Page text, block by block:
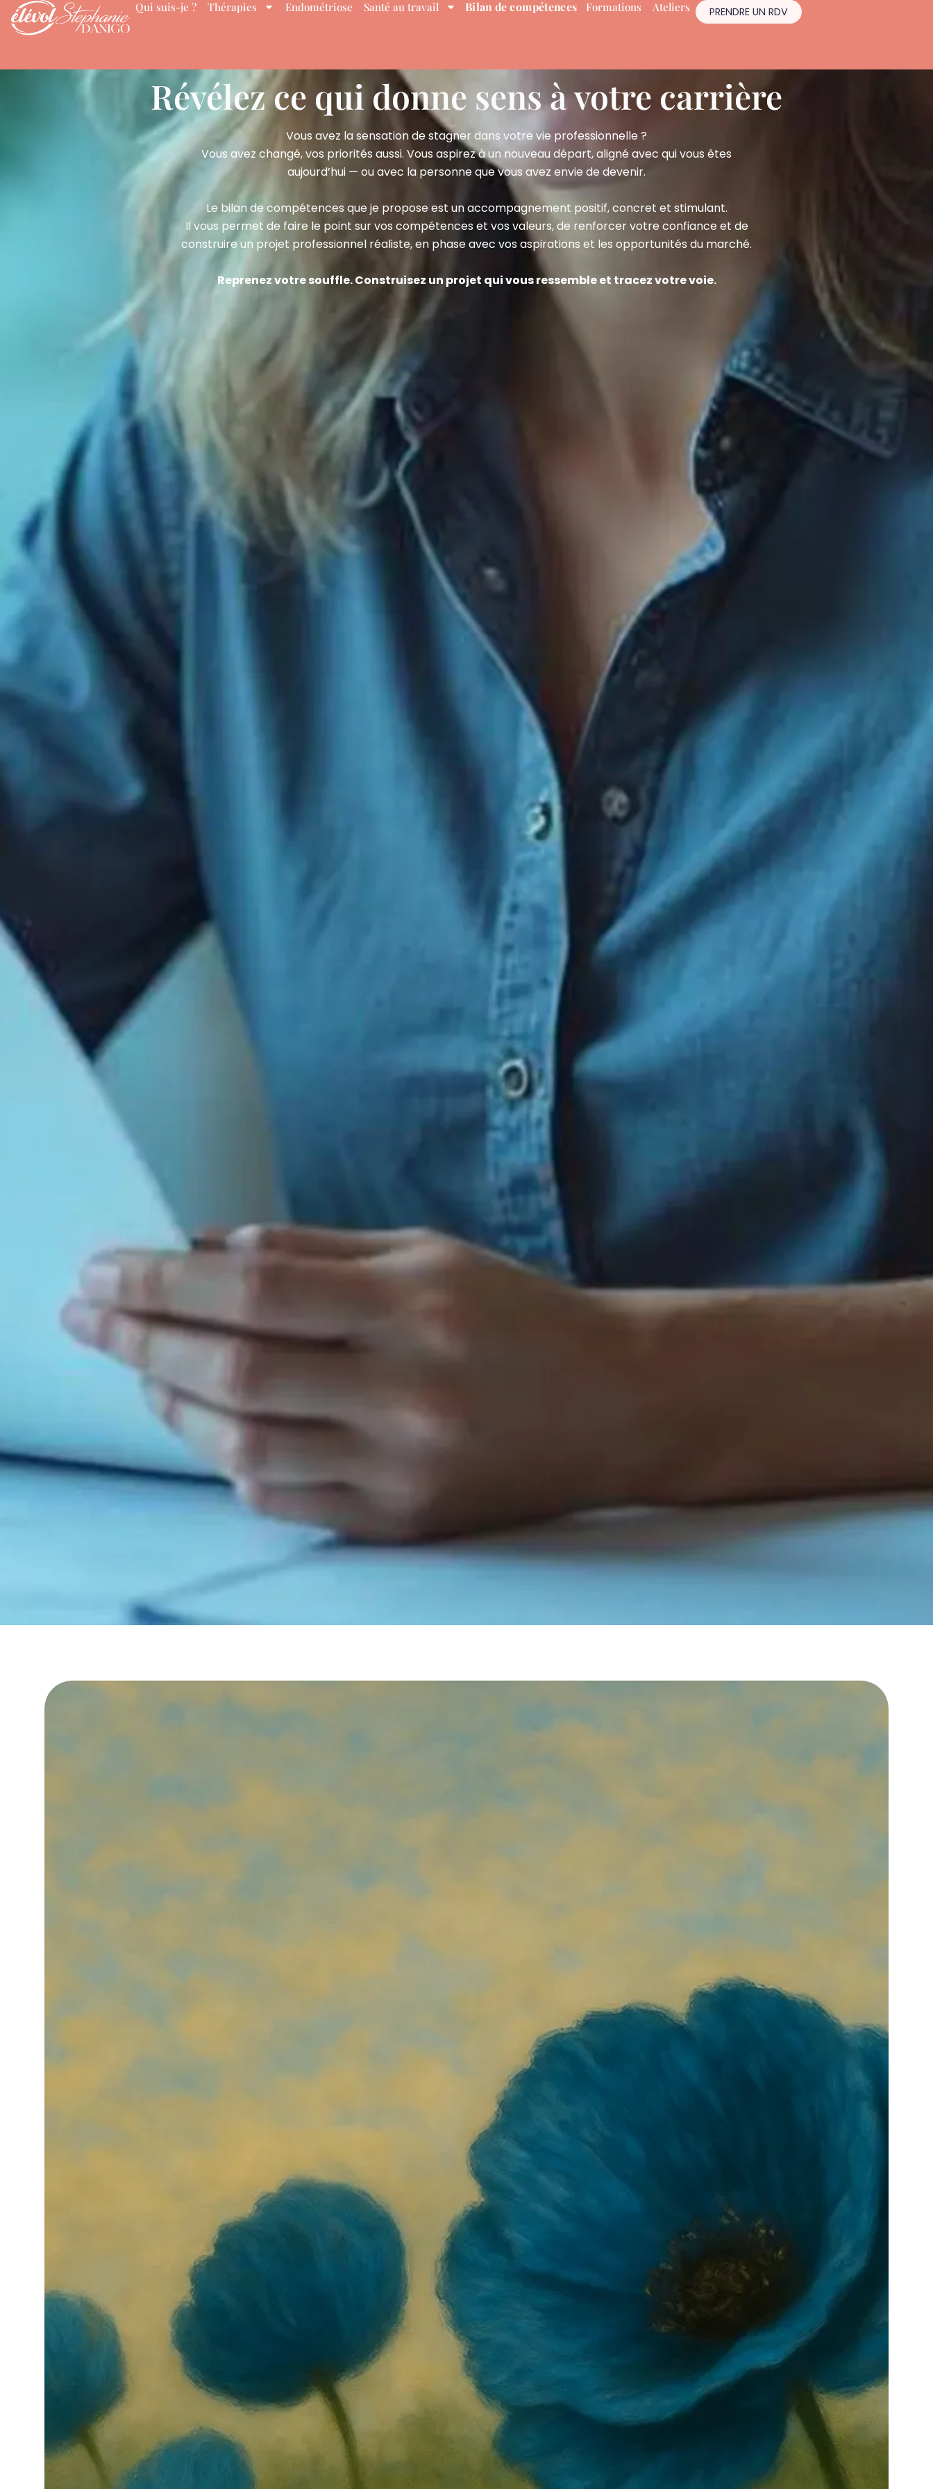
Aller
au
Qui suis-je ? Thérapies Endométriose Santé au travail Bilan de compétences Formations Ateliers PRENDRE UN RDV
Révélez ce qui donne sens à votre carrière
Vous avez la sensation de stagner dans votre vie professionnelle ?
Vous avez changé, vos priorités aussi. Vous aspirez à un nouveau départ, aligné avec qui vous êtes
aujourd’hui — ou avec la personne que vous avez envie de devenir.
Le bilan de compétences que je propose est un accompagnement positif, concret et stimulant.
Il vous permet de faire le point sur vos compétences et vos valeurs, de renforcer votre confiance et de
construire un projet professionnel réaliste, en phase avec vos aspirations et les opportunités du marché.
Reprenez votre souffle. Construisez un projet qui vous ressemble et tracez votre voie.